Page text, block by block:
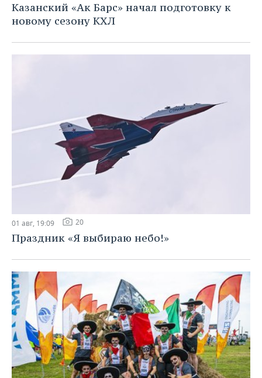
Казанский «Ак Барс» начал подготовку к
новому сезону КХЛ
01 авг, 19:09 20
Праздник «Я выбираю небо!»